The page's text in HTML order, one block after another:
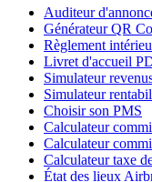
Auditeur
Générateur QR
Règlement
Livret d'accueil
Simulateur
Simulateur
Choisir son PMS
Calculateur
Calculateur
Calculateur taxe
État des lieux